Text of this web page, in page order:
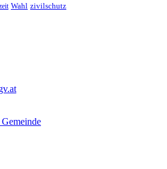
Wahl zivilschutz